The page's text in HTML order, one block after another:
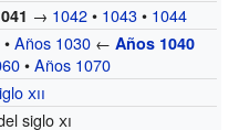
→ 1042• 1043• 1044
•Años 1030 ←Años 1040
•Años 1070
xii
sigloxi